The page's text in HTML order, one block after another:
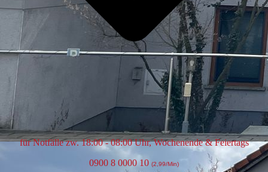
für Notfälle zw. 18:00 - 08:00 Uhr, Wochenende & Feiertags
0900 8 0000 10 (2,99/Min)